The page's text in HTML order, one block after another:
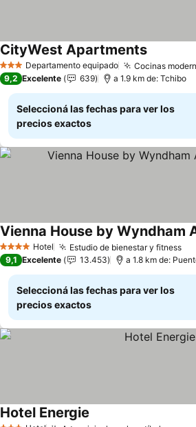
3 EstrellasDepartamento equipado Cocinas
CityWest Apartments
9,2 Excelente 639 a 1.9 km de: Tchibo
Seleccioná las fechas para ver los
precios exactos
4 EstrellasHotel Estudio de bienestar y fitness
Vienna House by Wyndham
9,1 Excelente 13.453 a 1.8 km de:
Seleccioná las fechas para ver los
precios exactos
Hotel Energie